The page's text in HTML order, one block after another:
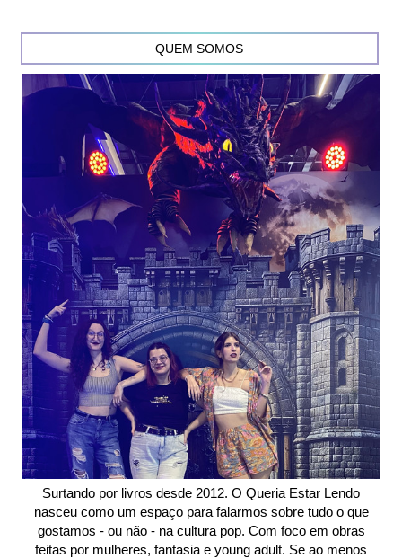
QUEM SOMOS
Surtando por livros desde 2012. O Queria Estar Lendo
nasceu como um espaço para falarmos sobre tudo o que
gostamos - ou não - na cultura pop. Com foco em obras
feitas por mulheres, fantasia e young adult. Se ao menos